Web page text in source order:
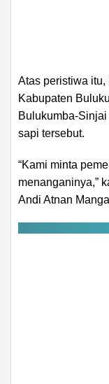
Atas peristiwa
Kabupaten
Bulukumba-
sapi tersebut.
“Kami minta
menanganinya,”
Andi Atnan